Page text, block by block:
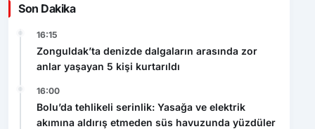
Son Dakika
16:15
Zonguldak’ta denizde dalgaların arasında zor
anlar yaşayan 5 kişi kurtarıldı
16:00
Bolu’da tehlikeli serinlik: Yasağa ve elektrik
akımına aldırış etmeden süs havuzunda yüzdüler